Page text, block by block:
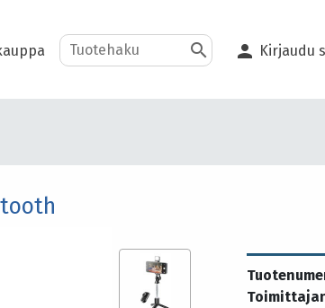
search person Kirjaudu